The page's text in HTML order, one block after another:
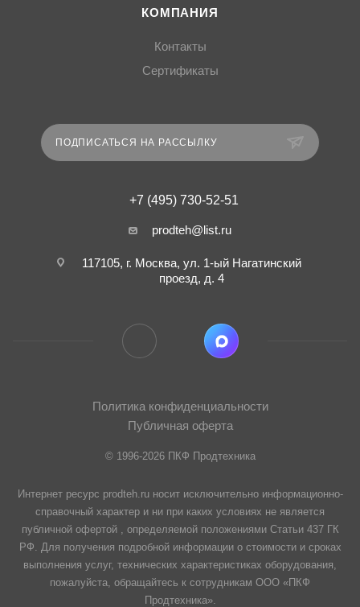
КОМПАНИЯ
Контакты
Сертификаты
ПОДПИСАТЬСЯ НА РАССЫЛКУ
+7 (495) 730-52-51
prodteh@list.ru
117105, г. Москва, ул. 1-ый Нагатинский
проезд, д. 4
Политика конфиденциальности
Публичная оферта
© 1996-2026 ПКФ Продтехника
Интернет ресурс prodteh.ru носит исключительно информационно-
справочный характер и ни при каких условиях не является
публичной офертой , определяемой положениями Статьи 437 ГК
РФ. Для получения подробной информации о стоимости и сроках
выполнения услуг, технических характеристиках оборудования,
пожалуйста, обращайтесь к сотрудникам ООО «ПКФ
Продтехника».